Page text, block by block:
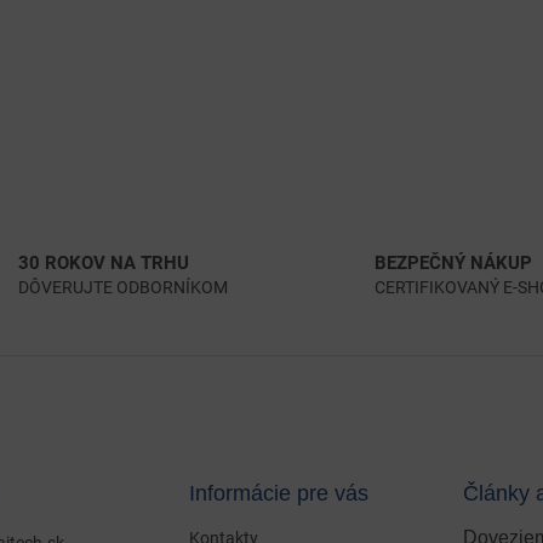
30 ROKOV NA TRHU
DÔVERUJTE ODBORNÍKOM
BEZPEČNÝ NÁKUP
CERTIFIKOVANÝ E-
Informácie pre vás
Kontakty
Články